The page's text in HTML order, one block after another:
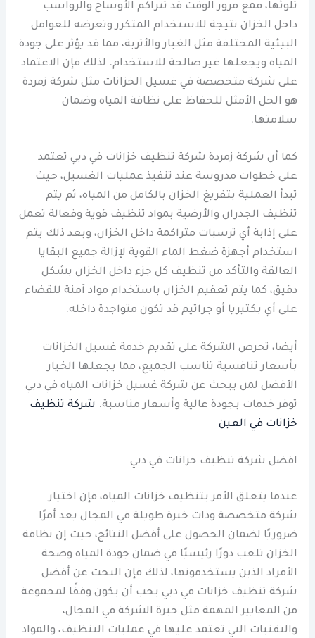
تلوثها، فمع مرور الوقت قد تتراكم الأوساخ والرواسب
داخل الخزان نتيجة للاستخدام المتكرر وتعرضه للعوامل
البيئية المختلفة مثل الغبار والأتربة، مما قد يؤثر على جودة
المياه ويجعلها غير صالحة للاستخدام. لذلك فإن الاعتماد
على شركة متخصصة في غسيل الخزانات مثل شركة زمردة
هو الحل الأمثل للحفاظ على نظافة المياه وضمان
سلامتها.
كما أن شركة زمردة شركة تنظيف خزانات في دبي تعتمد
على خطوات مدروسة عند تنفيذ عمليات الغسيل، حيث
تبدأ العملية بتفريغ الخزان بالكامل من المياه، ثم يتم
تنظيف الجدران والأرضية بمواد تنظيف قوية وفعالة تعمل
على إذابة أي ترسبات متراكمة داخل الخزان، وبعد ذلك يتم
استخدام أجهزة ضغط الماء القوية لإزالة جميع البقايا
العالقة والتأكد من تنظيف كل جزء داخل الخزان بشكل
دقيق، كما يتم تعقيم الخزان باستخدام مواد آمنة للقضاء
على أي بكتيريا أو جراثيم قد تكون متواجدة داخله.
أيضا، تحرص الشركة على تقديم خدمة غسيل الخزانات
بأسعار تنافسية تناسب الجميع، مما يجعلها الخيار
الأفضل لمن يبحث عن شركة غسيل خزانات المياه في دبي
توفر خدمات بجودة عالية وأسعار مناسبة. شركة تنظيف
خزانات في العين
افضل شركة تنظيف خزانات في دبي
عندما يتعلق الأمر بتنظيف خزانات المياه، فإن اختيار
شركة متخصصة وذات خبرة طويلة في المجال يعد أمرًا
ضروريًا لضمان الحصول على أفضل النتائج، حيث إن نظافة
الخزان تلعب دورًا رئيسيًا في ضمان جودة المياه وصحة
الأفراد الذين يستخدمونها، لذلك فإن البحث عن أفضل
شركة تنظيف خزانات في دبي يجب أن يكون وفقًا لمجموعة
من المعايير المهمة مثل خبرة الشركة في المجال،
والتقنيات التي تعتمد عليها في عمليات التنظيف، والمواد